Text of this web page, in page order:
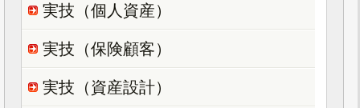
実技（個人資産）
実技（保険顧客）
実技（資産設計）